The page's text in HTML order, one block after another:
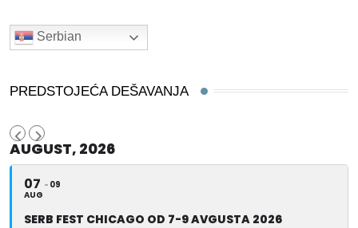
Serbian
PREDSTOJEĆA DEŠAVANJA
AUGUST, 2026
07
AUG
09
SERB FEST CHICAGO OD 7-9 AVGUSTA 2026